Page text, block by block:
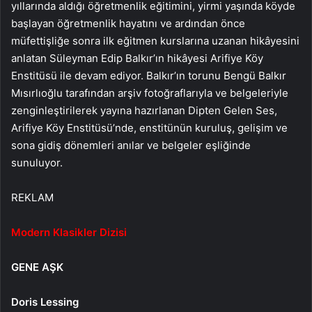
yıllarında aldığı öğretmenlik eğitimini, yirmi yaşında köyde
başlayan öğretmenlik hayatını ve ardından önce
müfettişliğe sonra ilk eğitmen kurslarına uzanan hikâyesini
anlatan Süleyman Edip Balkır’ın hikâyesi Arifiye Köy
Enstitüsü ile devam ediyor. Balkır’ın torunu Bengü Balkır
Mısırlıoğlu tarafından arşiv fotoğraflarıyla ve belgeleriyle
zenginleştirilerek yayına hazırlanan Dipten Gelen Ses,
Arifiye Köy Enstitüsü’nde, enstitünün kuruluş, gelişim ve
sona gidiş dönemleri anılar ve belgeler eşliğinde
sunuluyor.
REKLAM
Modern Klasikler Dizisi
GENE AŞK
Doris Lessing